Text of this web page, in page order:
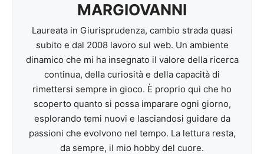
MARGIOVANNI
Laureata in Giurisprudenza, cambio strada quasi
subito e dal 2008 lavoro sul web. Un ambiente
dinamico che mi ha insegnato il valore della ricerca
continua, della curiosità e della capacità di
rimettersi sempre in gioco. È proprio qui che ho
scoperto quanto si possa imparare ogni giorno,
esplorando temi nuovi e lasciandosi guidare da
passioni che evolvono nel tempo. La lettura resta,
da sempre, il mio hobby del cuore.